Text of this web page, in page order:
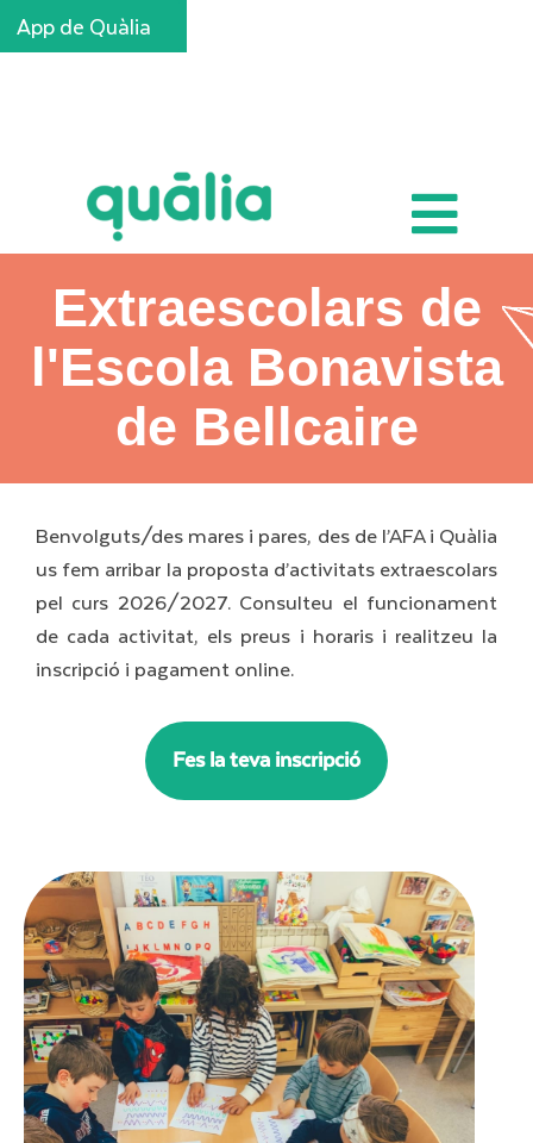
App de Quàlia
Extraescolars de
l'Escola Bonavista
de Bellcaire
Benvolguts/des mares i pares, des de l’AFA i Quàlia
us fem arribar la proposta d’activitats extraescolars
pel curs 2026/2027. Consulteu el funcionament
de cada activitat, els preus i horaris i realitzeu la
inscripció i pagament online.
Fes la teva inscripció